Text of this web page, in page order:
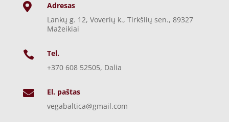

Adresas
Lankų g. 12, Voverių k., Tirkšlių sen., 89327
Mažeikiai

Tel.
+370 608 52505, Dalia

El. paštas
vegabaltica@gmail.com